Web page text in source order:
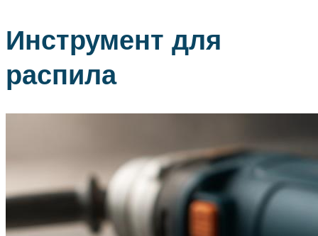
Инструмент для
распила